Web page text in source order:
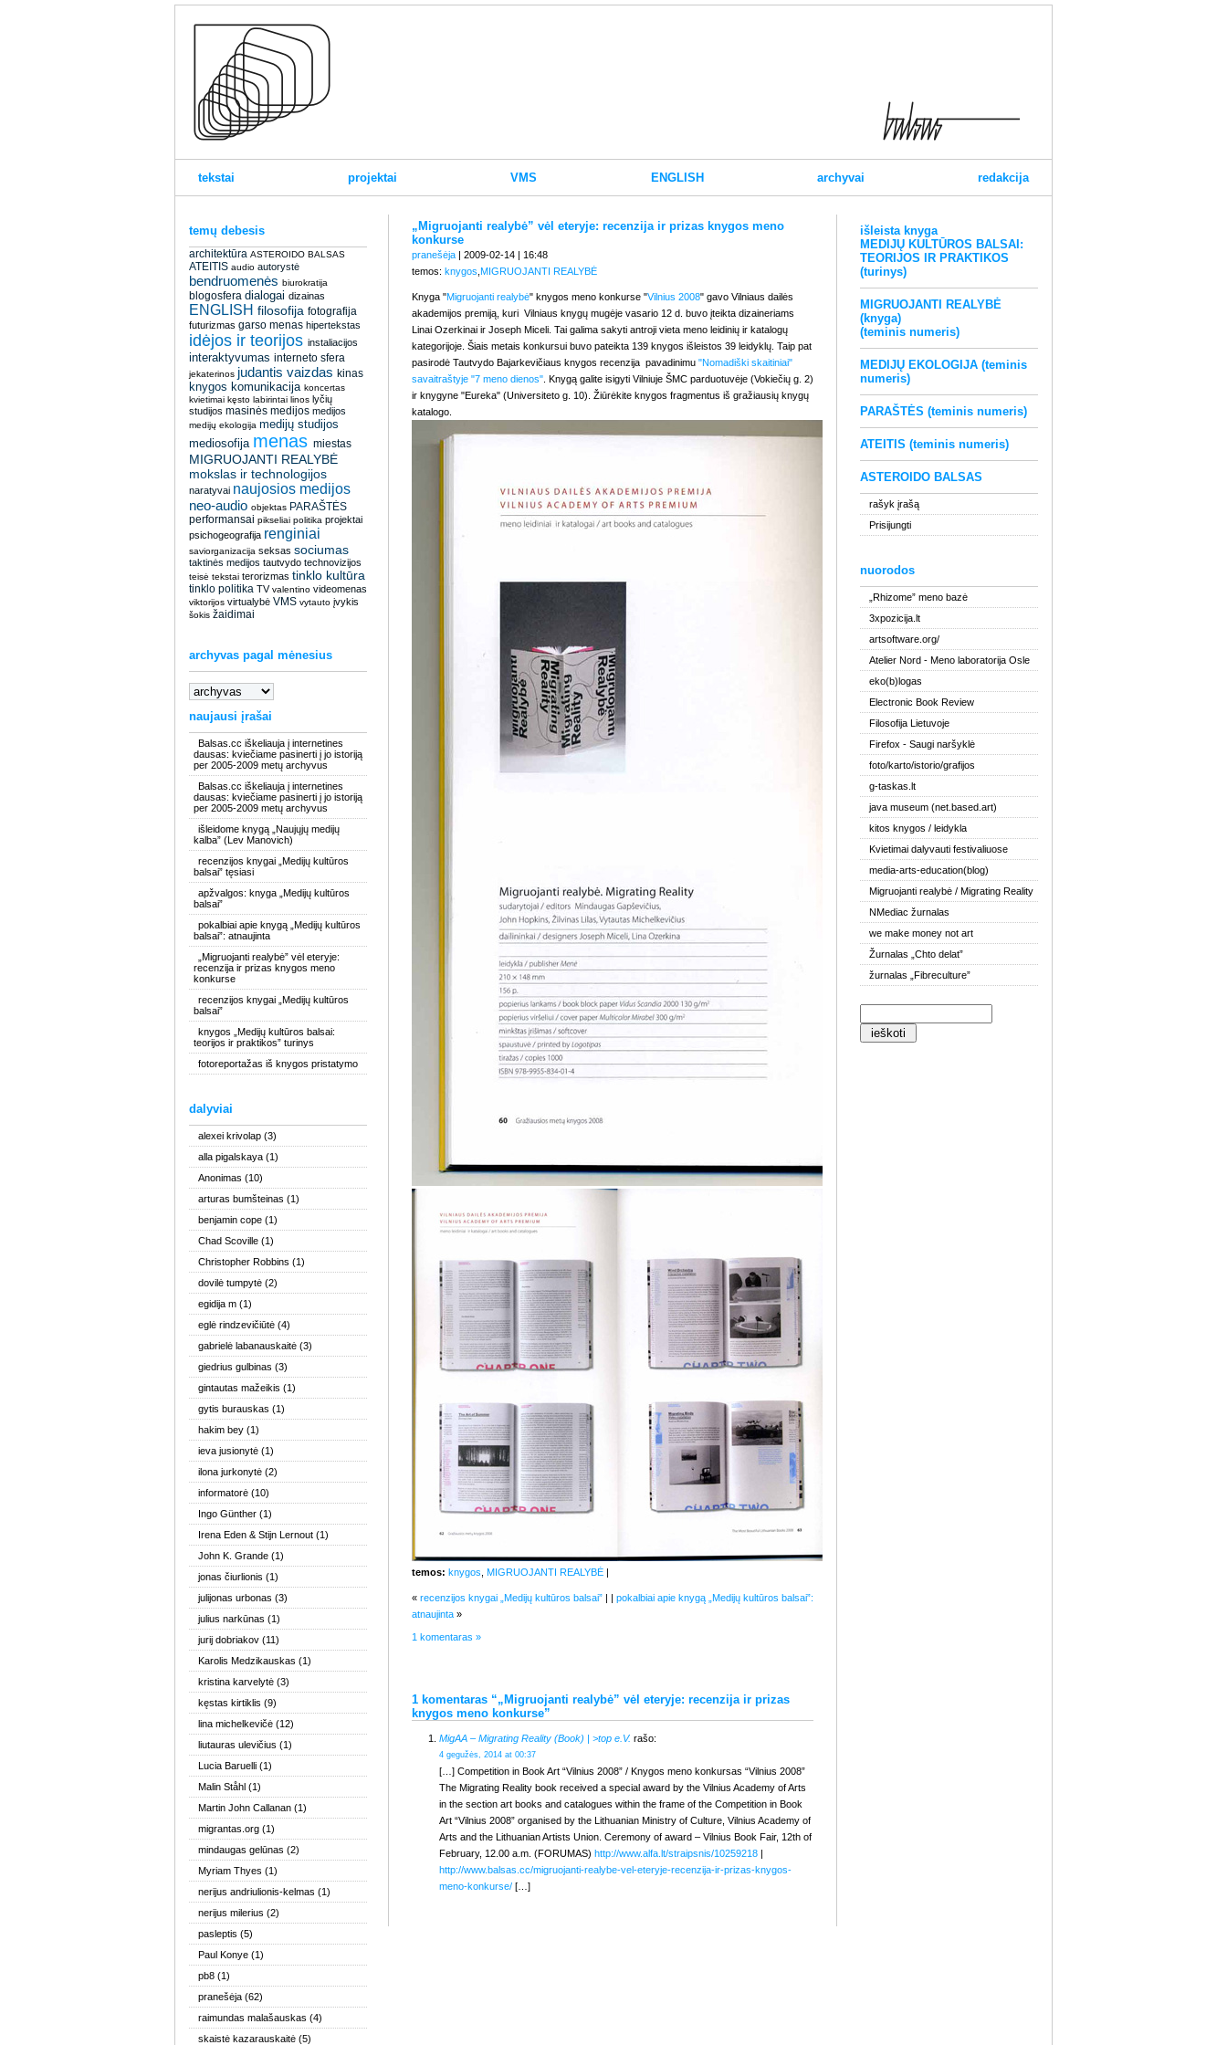
tekstai projektai VMS ENGLISH archyvai redakcija
temų debesis
architektūra ASTEROIDO BALSAS
ATEITIS audio autorystė
bendruomenės biurokratija
blogosfera dialogai dizainas
ENGLISH filosofija fotografija
futurizmas garso menas hipertekstas
idėjos ir teorijos instaliacijos
interaktyvumas interneto sfera
jekaterinos judantis vaizdas kinas
knygos komunikacija koncertas
kvietimai kęsto labirintai linos lyčių
studijos masinės medijos medijos
medijų ekologija medijų studijos
mediosofija menas miestas
MIGRUOJANTI REALYBĖ
mokslas ir technologijos
naratyvai naujosios medijos
neo-audio objektas PARAŠTĖS
performansai pikseliai politika projektai
psichogeografija renginiai
saviorganizacija seksas sociumas
taktinės medijos tautvydo technovizijos
teisė tekstai terorizmas tinklo kultūra
tinklo politika TV valentino videomenas
viktorijos virtualybė VMS vytauto įvykis
šokis žaidimai
archyvas pagal mėnesius
naujausi įrašai
Balsas.cc iškeliauja į internetines
dausas: kviečiame pasinerti į jo istoriją
per 2005-2009 metų archyvus
Balsas.cc iškeliauja į internetines
dausas: kviečiame pasinerti į jo istoriją
per 2005-2009 metų archyvus
išleidome knygą „Naujųjų medijų
kalba” (Lev Manovich)
recenzijos knygai „Medijų kultūros
balsai” tęsiasi
apžvalgos: knyga „Medijų kultūros
balsai”
pokalbiai apie knygą „Medijų kultūros
balsai”: atnaujinta
„Migruojanti realybė” vėl eteryje:
recenzija ir prizas knygos meno
konkurse
recenzijos knygai „Medijų kultūros
balsai”
knygos „Medijų kultūros balsai:
teorijos ir praktikos” turinys
fotoreportažas iš knygos pristatymo
dalyviai
alexei krivolap (3)
alla pigalskaya (1)
Anonimas (10)
arturas bumšteinas (1)
benjamin cope (1)
Chad Scoville (1)
Christopher Robbins (1)
dovilė tumpytė (2)
egidija m (1)
eglė rindzevičiūtė (4)
gabrielė labanauskaitė (3)
giedrius gulbinas (3)
gintautas mažeikis (1)
gytis burauskas (1)
hakim bey (1)
ieva jusionytė (1)
ilona jurkonytė (2)
informatorė (10)
Ingo Günther (1)
Irena Eden & Stijn Lernout (1)
John K. Grande (1)
jonas čiurlionis (1)
julijonas urbonas (3)
julius narkūnas (1)
jurij dobriakov (11)
Karolis Medzikauskas (1)
kristina karvelytė (3)
kęstas kirtiklis (9)
lina michelkevičė (12)
liutauras ulevičius (1)
Lucia Baruelli (1)
Malin Ståhl (1)
Martin John Callanan (1)
migrantas.org (1)
mindaugas gelūnas (2)
Myriam Thyes (1)
nerijus andriulionis-kelmas (1)
nerijus milerius (2)
pasleptis (5)
Paul Konye (1)
pb8 (1)
pranešėja (62)
raimundas malašauskas (4)
skaistė kazarauskaitė (5)
išleista knyga
MEDIJŲ KULTŪROS BALSAI:
TEORIJOS IR PRAKTIKOS
(turinys)
MIGRUOJANTI REALYBĖ
(knyga)
(teminis numeris)
MEDIJŲ EKOLOGIJA (teminis
numeris)
PARAŠTĖS (teminis numeris)
ATEITIS (teminis numeris)
ASTEROIDO BALSAS
rašyk įrašą
Prisijungti
nuorodos
„Rhizome” meno bazė
3xpozicija.lt
artsoftware.org/
Atelier Nord - Meno laboratorija Osle
eko(b)logas
Electronic Book Review
Filosofija Lietuvoje
Firefox - Saugi naršyklė
foto/karto/istorio/grafijos
g-taskas.lt
java museum (net.based.art)
kitos knygos / leidykla
Kvietimai dalyvauti festivaliuose
media-arts-education(blog)
Migruojanti realybė / Migrating Reality
NMediac žurnalas
we make money not art
Žurnalas „Chto delat”
žurnalas „Fibreculture”
„Migruojanti realybė” vėl eteryje: recenzija ir prizas knygos meno
konkurse
pranešėja | 2009-02-14 | 16:48
temos: knygos MIGRUOJANTI REALYBĖ
Knyga "Migruojanti realybė" knygos meno konkurse "Vilnius 2008" gavo Vilniaus dailės
akademijos premiją, kuri Vilniaus knygų mugėje vasario 12 d. buvo įteikta dizaineriams
Linai Ozerkinai ir Joseph Miceli. Tai galima sakyti antroji vieta meno leidinių ir katalogų
kategorijoje. Šiais metais konkursui buvo pateikta 139 knygos išleistos 39 leidyklų. Taip pat
pasirodė Tautvydo Bajarkevičiaus knygos recenzija pavadinimu "Nomadiški skaitiniai"
savaitraštyje "7 meno dienos" . Knygą galite isigyti Vilniuje ŠMC parduotuvėje (Vokiečių g. 2)
ir knygyne "Eureka" (Universiteto g. 10). Žiūrėkite knygos fragmentus iš gražiausių knygų
katalogo.
temos: knygos MIGRUOJANTI REALYBĖ |
« recenzijos knygai „Medijų kultūros balsai” | | pokalbiai apie knygą „Medijų kultūros balsai”:
atnaujinta »
1 komentaras »
1 komentaras “„Migruojanti realybė” vėl eteryje: recenzija ir prizas
knygos meno konkurse”
MigAA – Migrating Reality (Book) | >top e.V. rašo:
4 gegužės, 2014 at 00:37
[…] Competition in Book Art “Vilnius 2008” / Knygos meno konkursas “Vilnius 2008”
The Migrating Reality book received a special award by the Vilnius Academy of Arts
in the section art books and catalogues within the frame of the Competition in Book
Art “Vilnius 2008” organised by the Lithuanian Ministry of Culture, Vilnius Academy of
Arts and the Lithuanian Artists Union. Ceremony of award – Vilnius Book Fair, 12th of
February, 12.00 a.m. (FORUMAS) http://www.alfa.lt/straipsnis/10259218 |
http://www.balsas.cc/migruojanti-realybe-vel-eteryje-recenzija-ir-prizas-knygos-
meno-konkurse/ […]